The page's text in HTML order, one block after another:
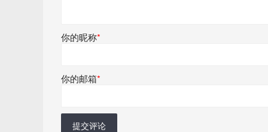
你的昵称*
你的邮箱*
提交评论